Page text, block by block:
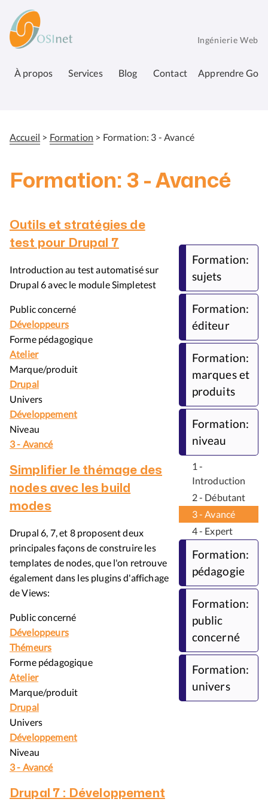
contenu
principal
Ingénierie Web
À propos Services Blog Contact Apprendre Go
Fil
Accueil Formation Formation: 3 - Avancé
Formation: 3 - Avancé
Outils et stratégies de
test pour Drupal 7
Introduction au test automatisé sur
Drupal 6 avec le module Simpletest
Public concerné
Développeurs
Forme pédagogique
Atelier
Marque/produit
Drupal
Univers
Développement
Niveau
3 - Avancé
Simplifier le thémage des
nodes avec les build
modes
Drupal 6, 7, et 8 proposent deux
principales façons de construire les
templates de nodes, que l'on retrouve
également dans les plugins d'affichage
de Views:
Public concerné
Développeurs
Thémeurs
Forme pédagogique
Atelier
Marque/produit
Drupal
Univers
Développement
Niveau
3 - Avancé
Drupal 7 : Développement
Formation:
sujets
Formation:
éditeur
Formation:
marques et
produits
Formation:
niveau
1 -
Introduction
2 - Débutant
3 - Avancé
4 - Expert
Formation:
pédagogie
Formation:
public
concerné
Formation:
univers